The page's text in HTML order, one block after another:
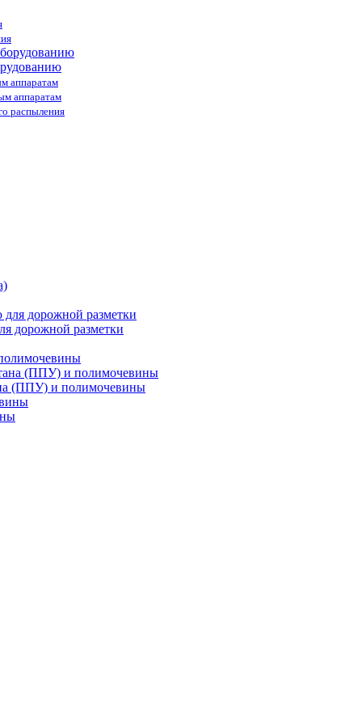
аппаратам
аппаратам
распыления
дорожной разметки
(ППУ) и полимочевины